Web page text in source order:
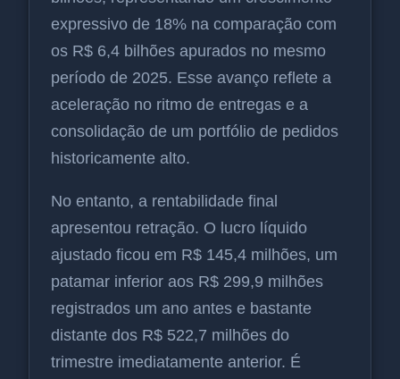
expressivo de 18% na comparação com
os R$ 6,4 bilhões apurados no mesmo
período de 2025. Esse avanço reflete a
aceleração no ritmo de entregas e a
consolidação de um portfólio de pedidos
historicamente alto.
No entanto, a rentabilidade final
apresentou retração. O lucro líquido
ajustado ficou em R$ 145,4 milhões, um
patamar inferior aos R$ 299,9 milhões
registrados um ano antes e bastante
distante dos R$ 522,7 milhões do
trimestre imediatamente anterior. É